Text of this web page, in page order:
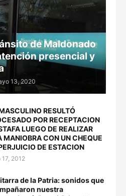
de Maldonado
presencial y
13, 2020
RESULTÓ
POR RECEPTACION
LUEGO DE REALIZAR
MANIOBRA CON UN CHEQUE
DE ESTACION
17, 2012
de la Patria: sonidos que
nuestra